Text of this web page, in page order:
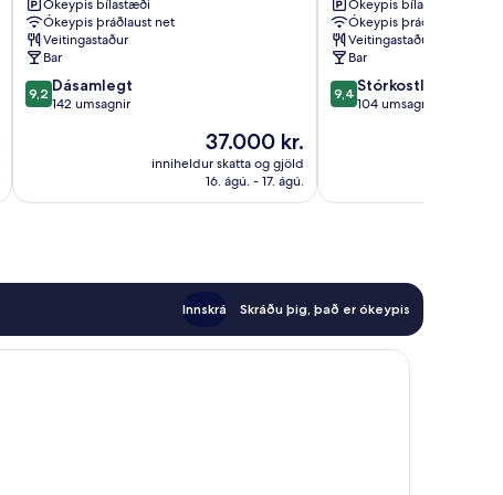
Ókeypis bílastæði
Ókeypis þráðlaust net
Veitingastaður
Bar
9.2
af
9,2 Dásamlegt
142 umsagnir
Verðið
er
37.000 kr.
37.000 kr.
inniheldur skatta og gjöld
16. ágú. - 17. ágú.
Ókeypis bílastæði
Ókeypis þráðlaust net
Veitingastaður
Bar
9.4
af
9,4 Stórkostlegt
104 umsagnir
Innskrá Skráðu þig, það er ókeypis